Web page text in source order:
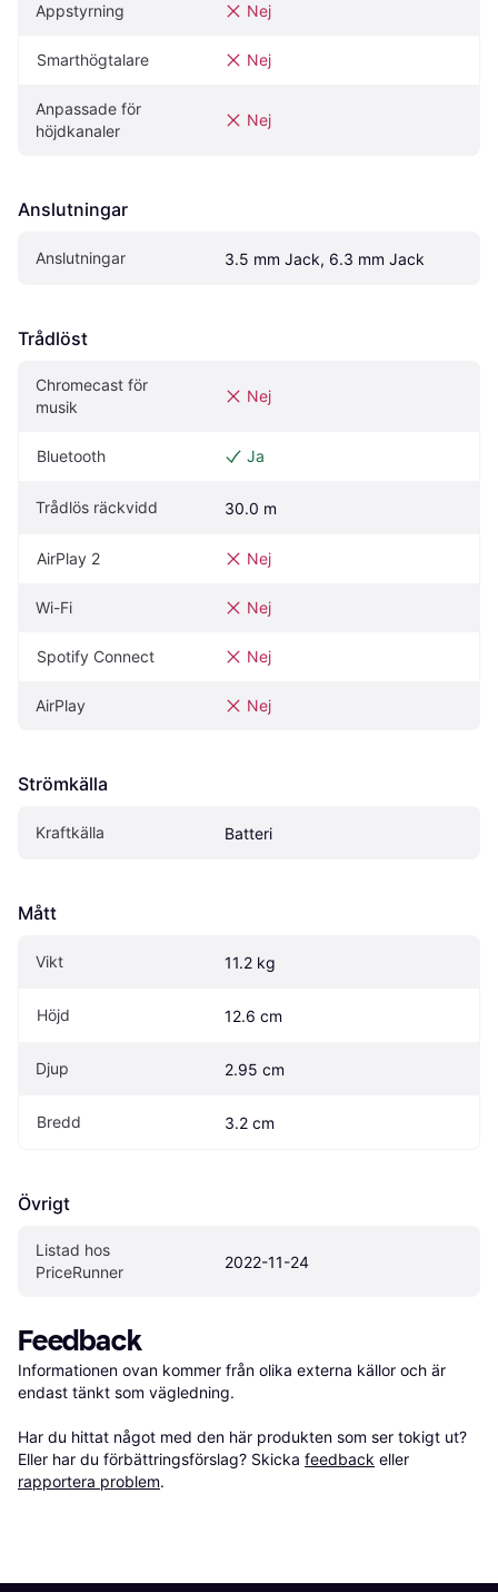
Appstyrning Nej
Smarthögtalare Nej
Anpassade för
höjdkanaler
Nej
Anslutningar
Anslutningar 3.5 mm Jack, 6.3 mm Jack
Trådlöst
Chromecast för
musik
Nej
Bluetooth Ja
Trådlös räckvidd 30.0 m
AirPlay 2 Nej
Wi-Fi Nej
Spotify Connect Nej
AirPlay Nej
Strömkälla
Kraftkälla Batteri
Mått
Vikt 11.2 kg
Höjd 12.6 cm
Djup 2.95 cm
Bredd 3.2 cm
Övrigt
Listad hos
PriceRunner
2022-11-24
Feedback
Informationen ovan kommer från olika externa källor och är
endast tänkt som vägledning.
Har du hittat något med den här produkten som ser tokigt ut?
Eller har du förbättringsförslag? Skicka feedback eller
rapportera problem.